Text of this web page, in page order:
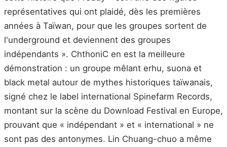
représentatives qui ont plaidé, dès les premières
années à Taïwan, pour que les groupes sortent de
l'underground et deviennent des groupes
indépendants ». ChthoniC en est la meilleure
démonstration : un groupe mêlant erhu, suona et
black metal autour de mythes historiques taïwanais,
signé chez le label international Spinefarm Records,
montant sur la scène du Download Festival en Europe,
prouvant que « indépendant » et « international » ne
sont pas des antonymes. Lin Chuang-chuo a même